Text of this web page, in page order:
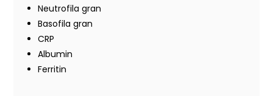
Neutrofila gran
Basofila gran
CRP
Albumin
Ferritin